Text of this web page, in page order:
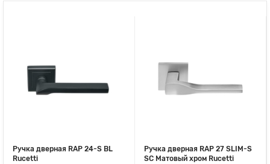
Ручка дверная RAP 24-S BL
Rucetti
Ручка дверная RAP 27 SLIM-S
SC Матовый хром Rucetti